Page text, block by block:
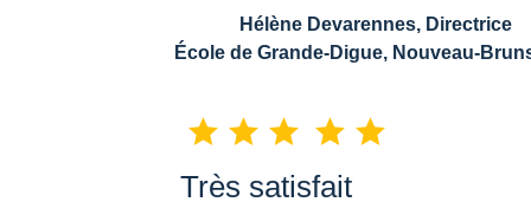
Hélène Devarennes, Directrice
École de Grande-Digue, Nouveau-
Très satisfait